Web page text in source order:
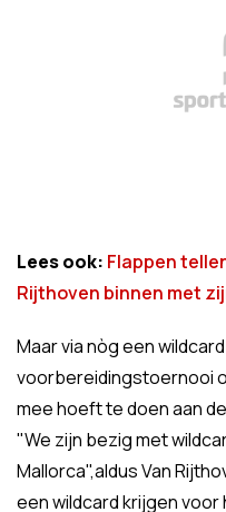
Lees ook: Flappen
Rijthoven binnen met
Maar via nòg een
voorbereidingstoernooi
mee hoeft te doen aan
"We zijn bezig met
Mallorca",aldus Van
een wildcard krijgen